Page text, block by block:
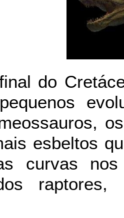
do
esbeltos
curvas